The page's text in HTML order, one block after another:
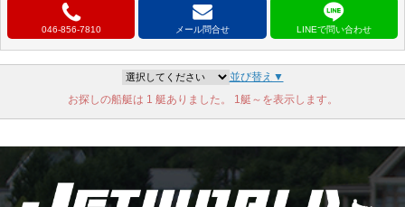
046-856-7810 メール問合せ
並び替え▼
お探しの船艇は 1 艇ありました。 1艇～を表示します。